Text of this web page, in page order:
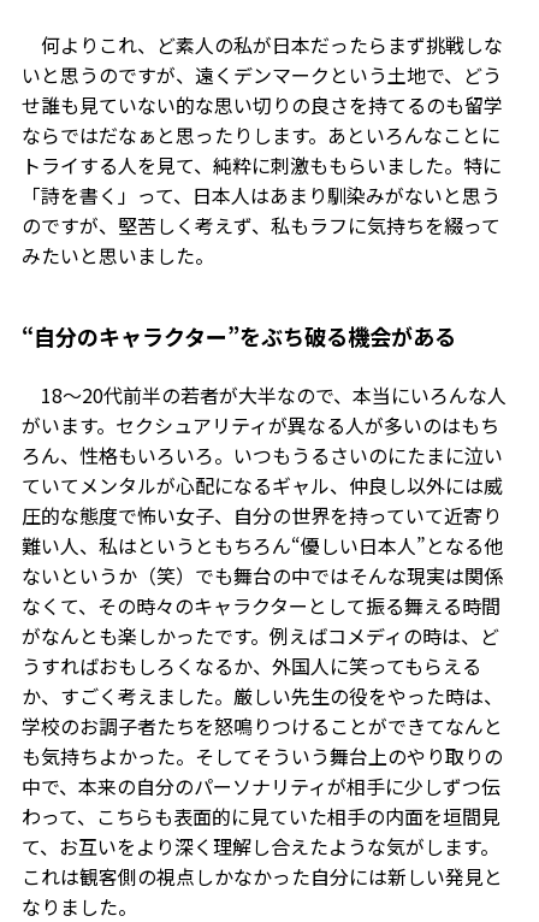
何よりこれ、ど素人の私が日本だったらまず挑戦しな
いと思うのですが、遠くデンマークという土地で、どう
せ誰も見ていない的な思い切りの良さを持てるのも留学
ならではだなぁと思ったりします。あといろんなことに
トライする人を見て、純粋に刺激ももらいました。特に
「詩を書く」って、日本人はあまり馴染みがないと思う
のですが、堅苦しく考えず、私もラフに気持ちを綴って
みたいと思いました。
“自分のキャラクター”をぶち破る機会がある
18〜20代前半の若者が大半なので、本当にいろんな人
がいます。セクシュアリティが異なる人が多いのはもち
ろん、性格もいろいろ。いつもうるさいのにたまに泣い
ていてメンタルが心配になるギャル、仲良し以外には威
圧的な態度で怖い女子、自分の世界を持っていて近寄り
難い人、私はというともちろん“優しい日本人”となる他
ないというか（笑）でも舞台の中ではそんな現実は関係
なくて、その時々のキャラクターとして振る舞える時間
がなんとも楽しかったです。例えばコメディの時は、ど
うすればおもしろくなるか、外国人に笑ってもらえる
か、すごく考えました。厳しい先生の役をやった時は、
学校のお調子者たちを怒鳴りつけることができてなんと
も気持ちよかった。そしてそういう舞台上のやり取りの
中で、本来の自分のパーソナリティが相手に少しずつ伝
わって、こちらも表面的に見ていた相手の内面を垣間見
て、お互いをより深く理解し合えたような気がします。
これは観客側の視点しかなかった自分には新しい発見と
なりました。